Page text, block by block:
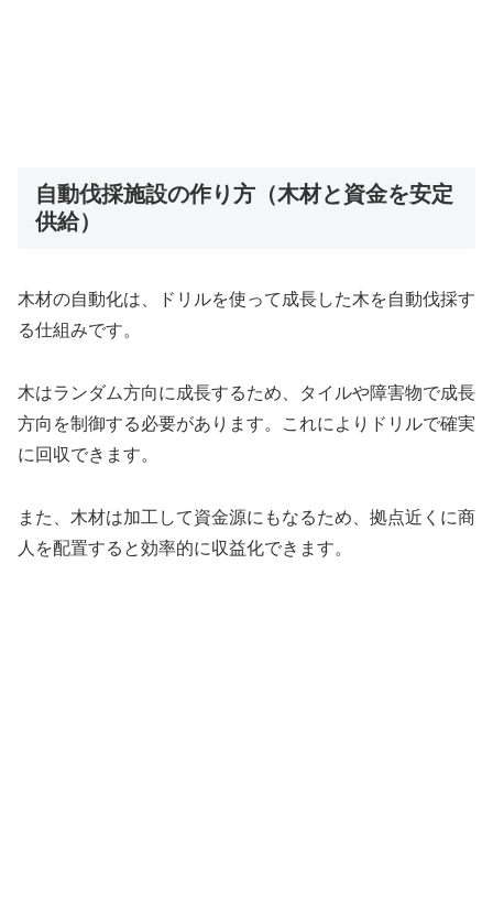
自動伐採施設の作り方（木材と資金を安定
供給）
木材の自動化は、ドリルを使って成長した木を自動伐採す
る仕組みです。
木はランダム方向に成長するため、タイルや障害物で成長
方向を制御する必要があります。これによりドリルで確実
に回収できます。
また、木材は加工して資金源にもなるため、拠点近くに商
人を配置すると効率的に収益化できます。